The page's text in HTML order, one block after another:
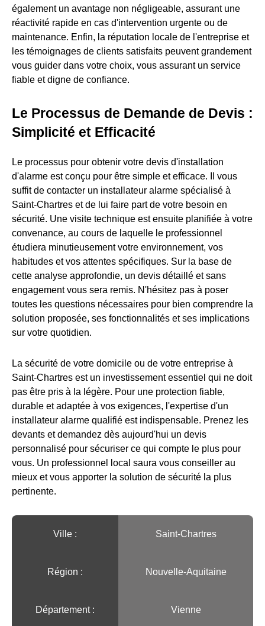
également un avantage non négligeable, assurant une
réactivité rapide en cas d'intervention urgente ou de
maintenance. Enfin, la réputation locale de l'entreprise et
les témoignages de clients satisfaits peuvent grandement
vous guider dans votre choix, vous assurant un service
fiable et digne de confiance.
Le Processus de Demande de Devis :
Simplicité et Efficacité
Le processus pour obtenir votre devis d'installation
d'alarme est conçu pour être simple et efficace. Il vous
suffit de contacter un installateur alarme spécialisé à
Saint-Chartres et de lui faire part de votre besoin en
sécurité. Une visite technique est ensuite planifiée à votre
convenance, au cours de laquelle le professionnel
étudiera minutieusement votre environnement, vos
habitudes et vos attentes spécifiques. Sur la base de
cette analyse approfondie, un devis détaillé et sans
engagement vous sera remis. N'hésitez pas à poser
toutes les questions nécessaires pour bien comprendre la
solution proposée, ses fonctionnalités et ses implications
sur votre quotidien.
La sécurité de votre domicile ou de votre entreprise à
Saint-Chartres est un investissement essentiel qui ne doit
pas être pris à la légère. Pour une protection fiable,
durable et adaptée à vos exigences, l'expertise d'un
installateur alarme qualifié est indispensable. Prenez les
devants et demandez dès aujourd'hui un devis
personnalisé pour sécuriser ce qui compte le plus pour
vous. Un professionnel local saura vous conseiller au
mieux et vous apporter la solution de sécurité la plus
pertinente.
Ville :️ Saint-Chartres
Région :️ Nouvelle-Aquitaine
Département : Vienne